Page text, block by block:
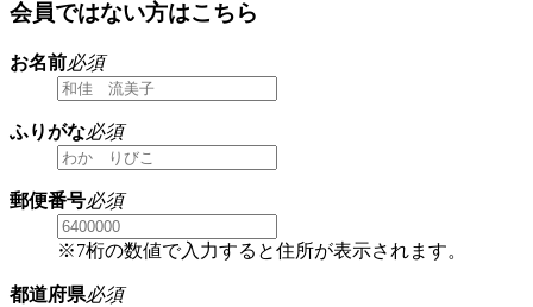
会員ではない方はこちら
お名前必須
ふりがな必須
郵便番号必須
※7桁の数値で入力すると住所が表示されます。
都道府県必須